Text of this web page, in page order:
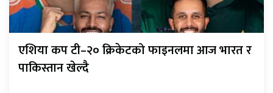
एशिया कप टी–२० क्रिकेटको फाइनलमा आज भारत र
पाकिस्तान खेल्दै